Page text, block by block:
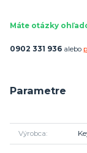
Máte otázky
počas
0902 331 936 alebo
Parametre
Výrobca